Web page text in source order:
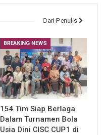
Dari Penulis
BREAKING NEWS
154 Tim Siap Berlaga
Dalam Turnamen Bola
Usia Dini CISC CUP1 di